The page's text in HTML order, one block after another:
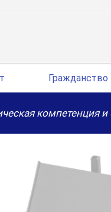
Гражданство
компетенция